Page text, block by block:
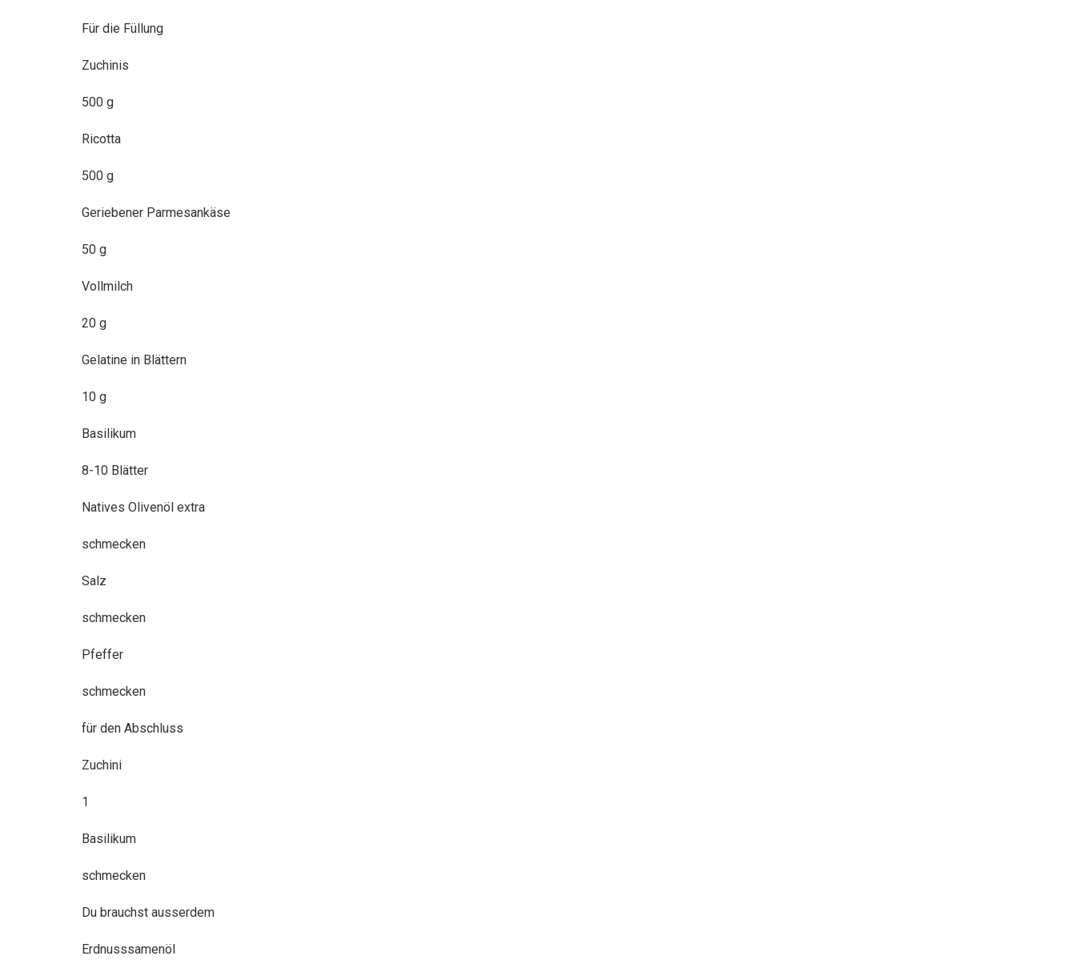
Für die Füllung
Zuchinis
500 g
Ricotta
500 g
Geriebener Parmesankäse
50 g
Vollmilch
20 g
Gelatine in Blättern
10 g
Basilikum
8-10 Blätter
Natives Olivenöl extra
schmecken
Salz
schmecken
Pfeffer
schmecken
für den Abschluss
Zuchini
1
Basilikum
schmecken
Du brauchst ausserdem
Erdnusssamenöl